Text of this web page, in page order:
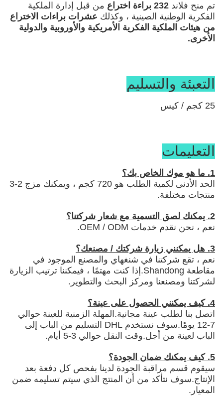
تم منح فلاند 232 براءة اختراع
من قبل إدارة الملكية
الفكرية الوطنية الصينية ، وكذلك عشرات براءات الاختراع
من هيئات الملكية الفكرية الأمريكية والأوروبية والدولية
الأخرى.
التعبئة والتسليم
25 كجم / كيس
التعليمات
1. ما هو موك الخاص بك؟
الحد الأدنى لكمية الطلب هو 720 كجم ، ويمكنك مزج 2-3
منتجات مختلفة.
2. يمكنك لصق التسمية مع شعار شركتنا؟
نعم ، نحن نقدم خدمات OEM / ODM.
3. هل يمكنني زيارة شركتك / مصنعك؟
نعم ، تقع شركتنا في شنغهاي والمصنع الموجود في
مقاطعة Shandong.إذا كنت مهتمًا ، فيمكننا ترتيب الزيارة
لشركتنا ومصنعنا ومركز البحث والتطوير.
4. كيف يمكنني الحصول على عينة؟
اتصل بنا لطلب عينة مجانية.المهلة الزمنية للعينة حوالي
7-12 يومًا.سوف نستخدم DHL التسليم من الباب إلى
الباب لعينة من أجل.وقت النقل حوالي 3-5 أيام.
5. كيف يمكنك ضمان الجودة؟
سيقوم قسم مراقبة الجودة لدينا بفحص كل دفعة بعد
الإنتاج.سوف نتأكد من أن المنتج الذي سيتم تسليمه ضمن
المعيار.